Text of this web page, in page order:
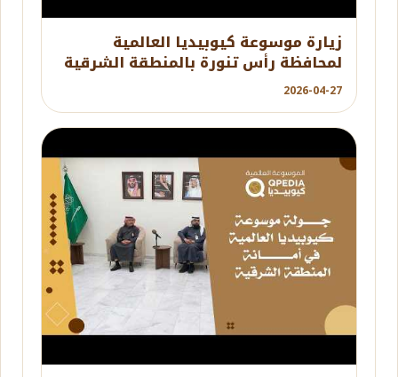
زيارة موسوعة كيوبيديا العالمية
لمحافظة رأس تنورة بالمنطقة الشرقية
2026-04-27